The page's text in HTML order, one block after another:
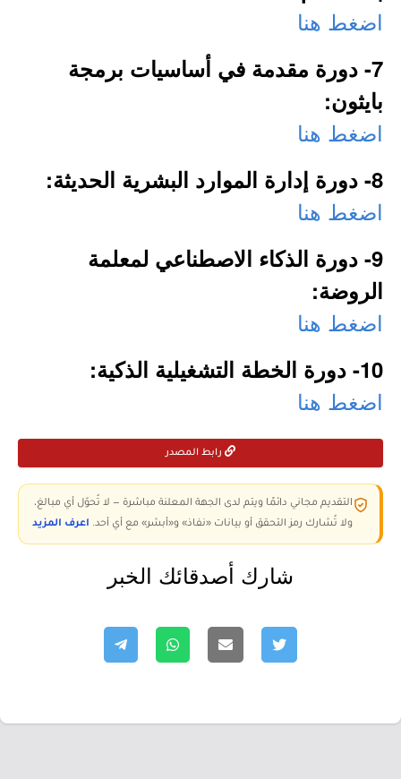
اضغط هنا
7- دورة مقدمة في أساسيات برمجة
بايثون:
اضغط هنا
8- دورة إدارة الموارد البشرية الحديثة:
اضغط هنا
9- دورة الذكاء الاصطناعي لمعلمة
الروضة:
اضغط هنا
10- دورة الخطة التشغيلية الذكية:
اضغط هنا
رابط المصدر
التقديم مجاني دائمًا ويتم لدى الجهة المعلنة مباشرة — لا تُحوّل أي مبالغ،
ولا تُشارك رمز التحقق أو بيانات «نفاذ» و«أبشر» مع أي أحد. اعرف المزيد
شارك أصدقائك الخبر